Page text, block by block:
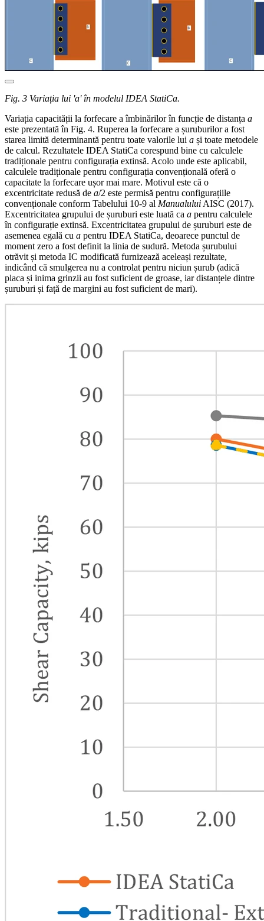
Fig. 3 Variația lui 'a' în modelul IDEA StatiCa.
Variația capacității la forfecare a îmbinărilor în funcție de distanța a
este prezentată în Fig. 4. Ruperea la forfecare a șuruburilor a fost
starea limită determinantă pentru toate valorile lui a și toate metodele
de calcul. Rezultatele IDEA StatiCa corespund bine cu calculele
tradiționale pentru configurația extinsă. Acolo unde este aplicabil,
calculele tradiționale pentru configurația convențională oferă o
capacitate la forfecare ușor mai mare. Motivul este că o
excentricitate redusă de a/2 este permisă pentru configurațiile
convenționale conform Tabelului 10-9 al Manualului AISC (2017).
Excentricitatea grupului de șuruburi este luată ca a pentru calculele
în configurație extinsă. Excentricitatea grupului de șuruburi este de
asemenea egală cu a pentru IDEA StatiCa, deoarece punctul de
moment zero a fost definit la linia de sudură. Metoda șurubului
otrăvit și metoda IC modificată furnizează aceleași rezultate,
indicând că smulgerea nu a controlat pentru niciun șurub (adică
placa și inima grinzii au fost suficient de groase, iar distanțele dintre
șuruburi și față de margini au fost suficient de mari).